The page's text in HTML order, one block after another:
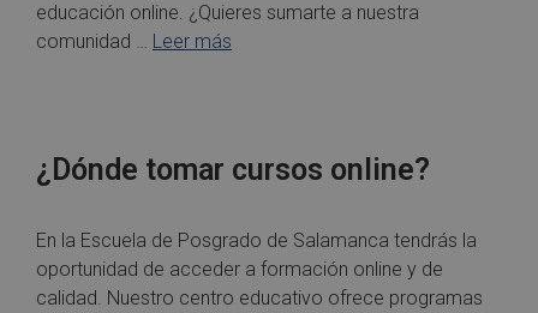
educación online. ¿Quieres sumarte a nuestra
comunidad … Leer más
¿Dónde tomar cursos online?
En la Escuela de Posgrado de Salamanca tendrás la
oportunidad de acceder a formación online y de
calidad. Nuestro centro educativo ofrece programas